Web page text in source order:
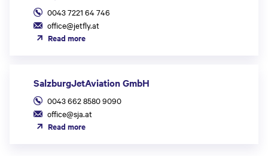
0043 7221 64 746
office@jetfly.at
Read more
SalzburgJetAviation GmbH
0043 662 8580 9090
office@sja.at
Read more